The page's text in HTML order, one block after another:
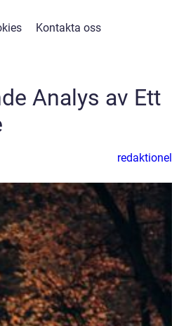
Kontakta oss
Analys av Ett
redaktionel